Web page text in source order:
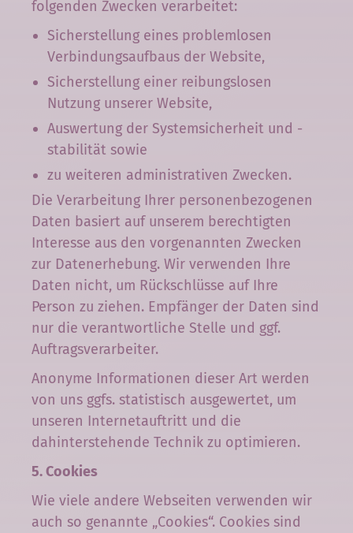
folgenden Zwecken verarbeitet:
Sicherstellung eines problemlosen
Verbindungsaufbaus der Website,
Sicherstellung einer reibungslosen
Nutzung unserer Website,
Auswertung der Systemsicherheit und -
stabilität sowie
zu weiteren administrativen Zwecken.
Die Verarbeitung Ihrer personenbezogenen
Daten basiert auf unserem berechtigten
Interesse aus den vorgenannten Zwecken
zur Datenerhebung. Wir verwenden Ihre
Daten nicht, um Rückschlüsse auf Ihre
Person zu ziehen. Empfänger der Daten sind
nur die verantwortliche Stelle und ggf.
Auftragsverarbeiter.
Anonyme Informationen dieser Art werden
von uns ggfs. statistisch ausgewertet, um
unseren Internetauftritt und die
dahinterstehende Technik zu optimieren.
5. Cookies
Wie viele andere Webseiten verwenden wir
auch so genannte „Cookies“. Cookies sind